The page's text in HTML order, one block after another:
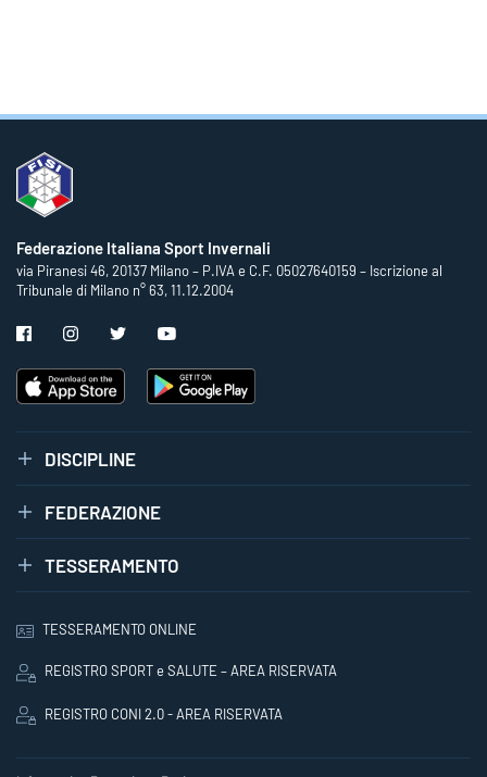
Federazione Italiana Sport Invernali
via Piranesi 46, 20137 Milano – P.IVA e C.F. 05027640159 – Iscrizione al
Tribunale di Milano n° 63, 11.12.2004
DISCIPLINE
FEDERAZIONE
TESSERAMENTO
TESSERAMENTO ONLINE
REGISTRO SPORT e SALUTE – AREA RISERVATA
REGISTRO CONI 2.0 - AREA RISERVATA